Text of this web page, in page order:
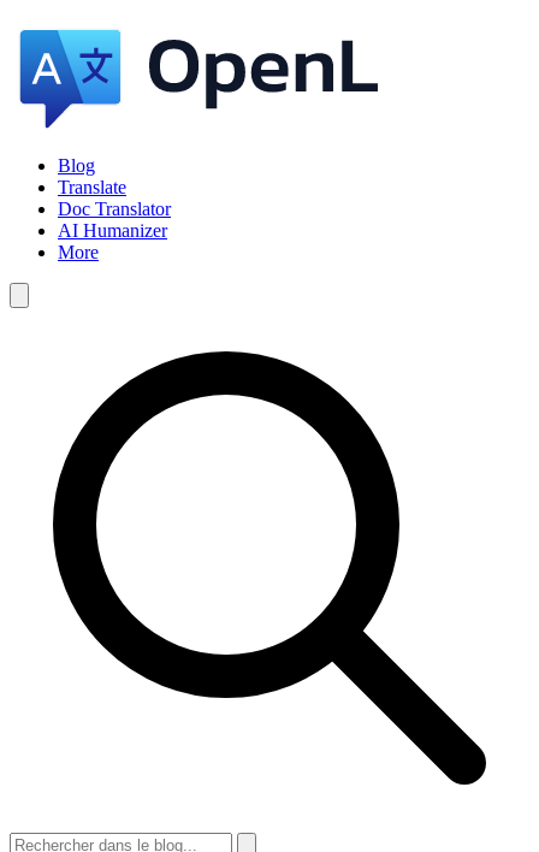
Blog
Translate
Doc Translator
AI Humanizer
More